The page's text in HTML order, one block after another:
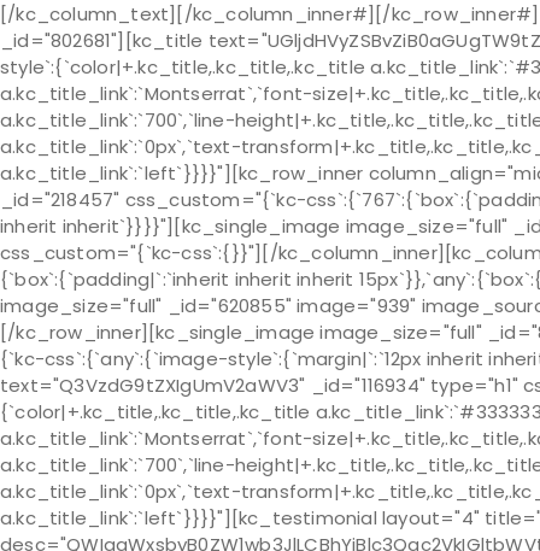
[/kc_column_text][/kc_column_inner#][/
_id="802681"][kc_title
style`:{`color|+.kc_title,.kc_title,.kc_title
a.kc_title_link`:`Montserrat`,`font-
a.kc_title_link`:`700`,`line-
a.kc_title_link`:`0px`,`text-
a.kc_title_link`:`left`}}}}"][kc_row_inner
_id="218457" css_custom="{`kc-
inherit inherit`}}}}"][kc_single_image image_size="full"
css_custom="{`kc-css`:{}}"][/
{`box`:{`padding|`:`inherit inherit inherit
image_size="full" _id="620855" image="939"
[/kc_row_inner][kc_single_image image_size="full"
{`kc-css`:{`any`:{`image-style`:{`margin|`:`12px inherit
text="Q3VzdG9tZXIgUmV2aWV3" _id="116934"
{`color|+.kc_title,.kc_title,.kc_title
a.kc_title_link`:`Montserrat`,`font-
a.kc_title_link`:`700`,`line-
a.kc_title_link`:`0px`,`text-
a.kc_title_link`:`left`}}}}"][kc_testimonial layout="4"